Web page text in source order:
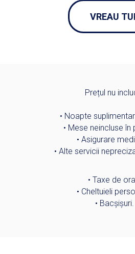
VREAU
Prețul nu
• Noapte
• Mese neincluse în
• Asigurare
• Alte servicii
• Taxe de
• Cheltuieli
• Bacșișuri.